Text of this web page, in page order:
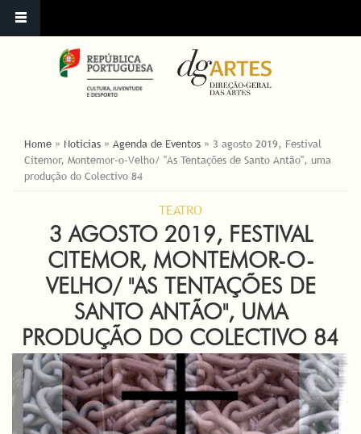
ESTÁ AQUI
Home » Noticias » Agenda de Eventos » 3 agosto 2019, Festival
Citemor, Montemor-o-Velho/ "As Tentações de Santo Antão", uma
produção do Colectivo 84
TEATRO
3 AGOSTO 2019, FESTIVAL
CITEMOR, MONTEMOR-O-
VELHO/ "AS TENTAÇÕES DE
SANTO ANTÃO", UMA
PRODUÇÃO DO COLECTIVO 84